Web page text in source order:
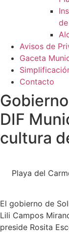
Avisos de
Gaceta
Contacto
DIF
cultura
Playa del
El gobierno de
Lili Campos
preside Rosita